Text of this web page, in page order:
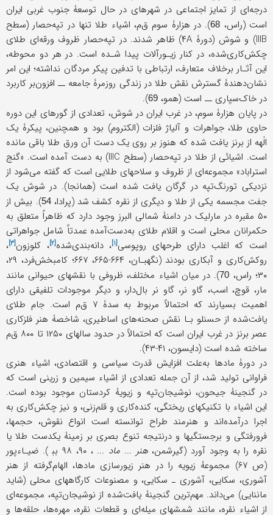
درجه‌ای از تمایز اجتماعی در شهرهای در حال توسعۀ جنوب غربی ایران
است (راس، 68). در هزارۀ سوم ق‌م، اشیاء طلا تنها در تپه‌حصار (سطح
IIIB) و شوش (دورۀ ۴A) ظاهر شدند. در تپه‌حصار ظروف ورقه‌ای طلای
چکش‌کاری‌شده، در کنار زیـورآلات پیدا شـده است. در هر دو محوطه،
این آثـار برخلاف متعارف، ارتباطی با تدفین پيکر مردگان نداشته؛ اين امر
نشان‌دهندۀ گسترش نقش طلا در زندگی روزمرۀ جامعه ــ افزون‌بر کاربرد
در خاک‌سپاری ــ است (همو، 69
).
در پایان هزارۀ سوم، در غرب ایران در شوش، تعدادی از گورهای این دوره
حاوی طلا، جواهرات و آلیاژ فلزات (الکتروم) بود و همچنین، پیکرۀ یک
الٰهه از برنز یافت‌ شده که هنوز بر روی یک دست آن ورق طلا باقی مانده
است. اشیائی از طلا در تپه‌حصار (سطح IIIC) به دست آمده است. «گنج
استراباد» مجموعه‌ای از ظروف و سلاحهای طلایی است که گفته می‌شود از
نزدیکی تورنگ‌تپه در گرگان یافت شده است (همانجا). در شوش یک
جفت مجسمه یکی از طلا و دیگری از نقره کشف شد (پرادا،54). بیش از
۵۰ مقبره در مارلیک در دامنۀ شمالی البرز وجود دارد که ظاهراً متعلق به
حکمرانان محلی است و اقلام طلای به‌دست‌آمده عمدتاً شامل جواهراتی
است که اغلب دارای طرحهای روپوسی[۱] ،دانه‌بندی‌شده[۲] ، کلوزون[۳] ،
روکش‌کاری و آبکاری بودند (نگهبـان، ۶۶۴-۶۶۵، ۶۶۷؛ کامبخش‌فرد، ۲۹،
۳۰؛ راس،
70). در ميان اشياء مختلف، ظروفی با نقشهای حیوانی مانند
مار، قوچ، اسب، گاو نر، گاو نر بال‌دار، و دیگر موجودات تلفیقی دارای
اهميت بسيارند که احتمالاً مربوط به سدۀ ۷ ق‌م است. جام طلای
يافت‌شده از حسنلو بـا نقش صحنه‌های اساطیری، شاخصۀ هنر فلزکاری
عصر برنز در غرب ایران است که احتمالاً در حدود سالهای ۱۲۵۰ تا ۸۰۰ ق‌م
ساخته شده است (دایسون، ۴۱-۴۳).
در دورۀ مادها به‌علت افزایش قدرت سیاسی و اقتصادی، اشیاء هنری
فراوانی تولید شد، از آن جمله تعدادی از اشیاء سیمین و زرینی است که
در گنجینۀ جیحون، نوشیجان‌تپه و زیویۀ کردستان موجود بوده است.
این اشیاء با تکنیکهای ریختگی، کنده‌کاری و قلم‌زنی، و نیز چکش‌کاری به
اجرا درآمده‌اند و هنرمند طراح توانسته است انواع نقوش، حجمها،
فرورفتگی و برجستگیها و درنتیجه تنوع بصری بر زمینۀ یکدست طلا یا
نقره را به وجود آورد (گیرشمن،هنر ... ماد
... ، ۹۰، ۹۸ بب‍ ). ضیـاءپور
(ص ۶۷) مجموعۀ زیویه را در هنر زیورسازی مادها، الهام‌گرفته از هنر
آشوری، سکایی، آشوری ـ سکایی، و مصنوعات کارگاههای محلی (شاید
ماننایی) می‌داند. مهم‌ترین گنجینۀ یافت‌شده از نوشیجان‌تپه، مجموعه‌ای
از اشیاء نقره، مانند شمشهای میله‌ای و قطعات نقره، مهره‌ها، حلقه‌ها و